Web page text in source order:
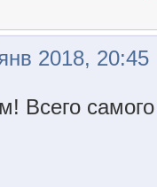
2018, 20:45
Всего